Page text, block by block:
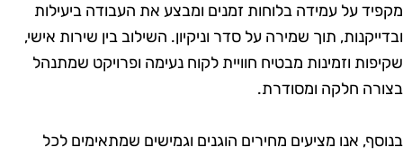
על עמידה בלוחות זמנים ומבצע את העבודה ביעילות
תוך שמירה על סדר וניקיון. השילוב בין שירות אישי,
וזמינות מבטיח חוויית לקוח נעימה ופרויקט שמתנהל
חלקה ומסודרת.
אנו מציעים מחירים הוגנים וגמישים שמתאימים לכל